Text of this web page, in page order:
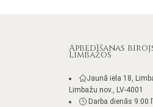
Apbedīšanas
Limbažos
Jaunā iela 18,
Limbažu nov., LV-4001
Darba dienās 9:00